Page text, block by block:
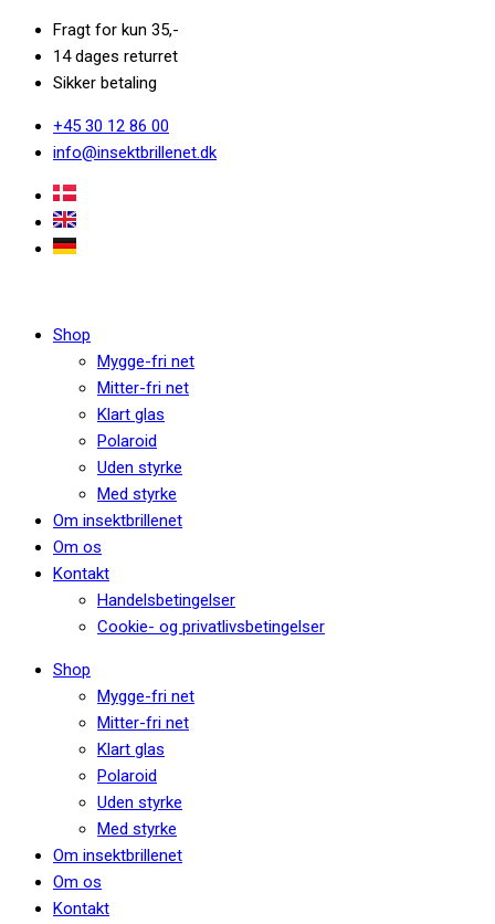
Fragt for kun 35,-
14 dages returret
Sikker betaling
+45 30 12 86 00
info@insektbrillenet.dk
Shop
Mygge-fri net
Mitter-fri net
Klart glas
Polaroid
Uden styrke
Med styrke
Om insektbrillenet
Om os
Kontakt
Handelsbetingelser
Cookie- og privatlivsbetingelser
Shop
Mygge-fri net
Mitter-fri net
Klart glas
Polaroid
Uden styrke
Med styrke
Om insektbrillenet
Om os
Kontakt